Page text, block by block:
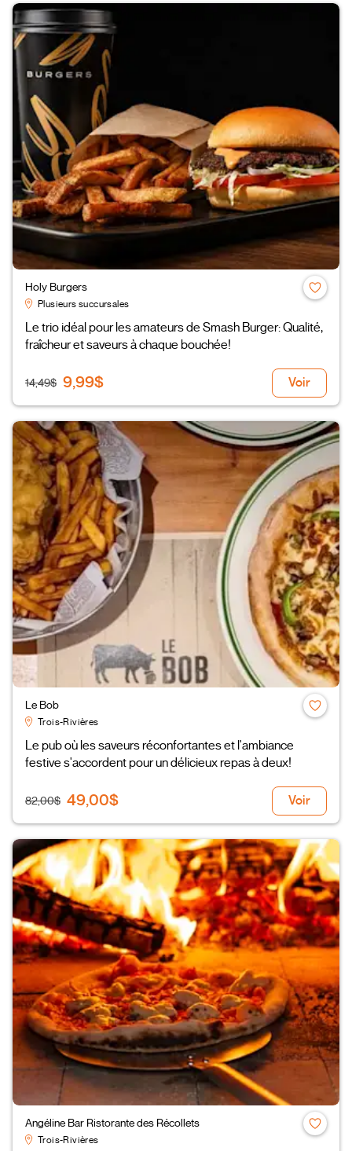
Holy Burgers
Plusieurs succursales
Le trio idéal pour les amateurs de Smash Burger: Qualité,
fraîcheur et saveurs à chaque bouchée!
14,49$ 9,99$ Voir
Le Bob
Trois-Rivières
Le pub où les saveurs réconfortantes et l'ambiance
festive s'accordent pour un délicieux repas à deux!
82,00$ 49,00$ Voir
Angéline Bar Ristorante des Récollets
Trois-Rivières